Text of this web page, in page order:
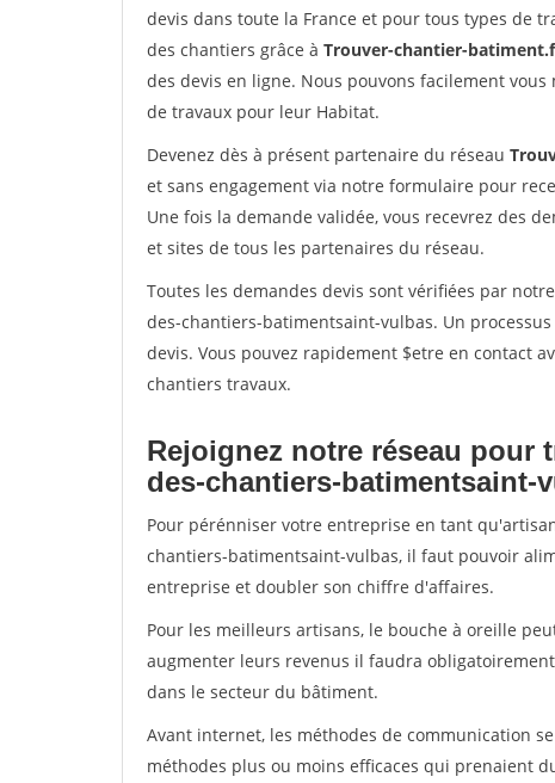
devis dans toute la France et pour tous types de
des chantiers grâce à Trouver-chantier-
des devis en ligne. Nous pouvons facilement
de travaux pour leur Habitat.
Devenez dès à présent partenaire du réseau
et sans engagement via notre formulaire pour
Une fois la demande validée, vous recevrez des
et sites de tous les partenaires du réseau.
Toutes les demandes devis sont vérifiées par
des-chantiers-batimentsaint-vulbas. Un
devis. Vous pouvez rapidement $etre en contact
chantiers travaux.
Rejoignez notre réseau pour
des-chantiers-batimentsaint-
Pour pérénniser votre entreprise en tant
chantiers-batimentsaint-vulbas, il faut pouvoir
entreprise et doubler son chiffre d'affaires.
Pour les meilleurs artisans, le bouche à oreille
augmenter leurs revenus il faudra
dans le secteur du bâtiment.
Avant internet, les méthodes de communication
méthodes plus ou moins efficaces qui prenaient